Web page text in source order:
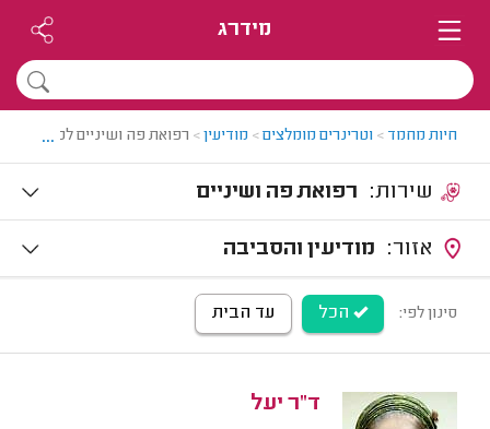
מידרג
חיות מחמד > וטרינרים מומלצים> מודיעין> רפואת פה ושיניים לכלבים
...
רפואת פה ושיניים
מודיעין והסביבה
סינון לפי: הכל עד הבית
ד"ר יעל